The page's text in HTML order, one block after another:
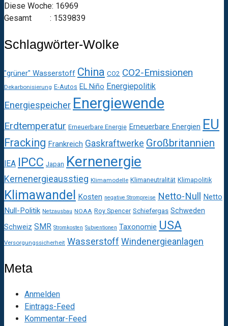
Diese Woche: 16969
Gesamt : 1539839
Schlagwörter-Wolke
"grüner" Wasserstoff China CO2 CO2-Emissionen
Dekarbonisierung E-Autos EL Niño Energiepolitik
Energiespeicher Energiewende
Erdtemperatur Erneuerbare Energie Erneuerbare Energien EU
Fracking Frankreich Gaskraftwerke Großbritannien
IEA IPCC Japan Kernenergie
Kernenergieausstieg Klimamodelle Klimaneutralität Klimapolitik
Klimawandel Kosten negative Strompreise Netto-Null
Netto
Null-Politik Netzausbau NOAA Roy Spencer Schiefergas Schweden
Schweiz SMR Stromkosten Subventionen Taxonomie USA
Versorgungssicherheit Wasserstoff Windenergieanlagen
Meta
Anmelden
Eintrags-Feed
Kommentar-Feed